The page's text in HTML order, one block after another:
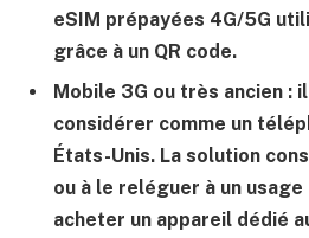
eSIM prépayées 4G/5G
grâce à un QR code.
Mobile 3G ou très ancien :
considérer comme un
États-Unis. La solution
ou à le reléguer à un
acheter un appareil dédié